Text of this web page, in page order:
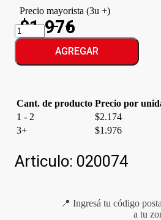
Precio mayorista (3u +)
$1.976
ESTILO
SPA
JABON
MARACUYA
AGREGAR
Cant. de producto Precio por
1 - 2
$2.174
3+
$1.976
Articulo: 020074
📍 Ingresá tu código
a tu